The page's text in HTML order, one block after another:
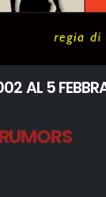
AL 5
RUMORS